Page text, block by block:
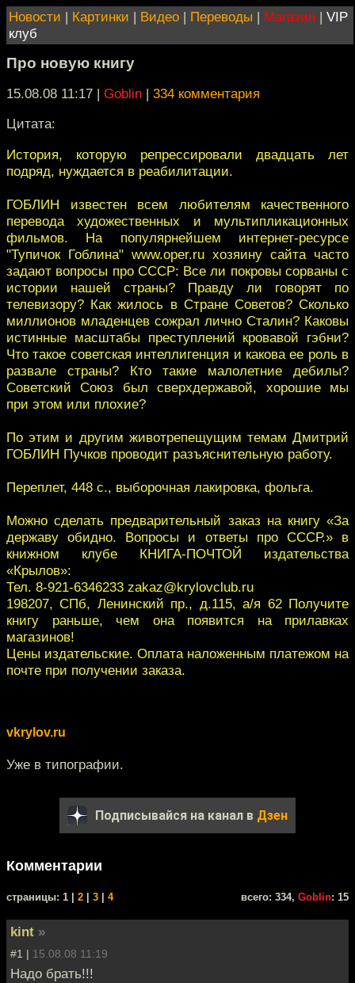
Новости | Картинки | Видео | Переводы | Магазин | VIP
клуб
Про новую книгу
15.08.08 11:17 | Goblin | 334 комментария
Цитата:
История, которую репрессировали двадцать лет
подряд, нуждается в реабилитации.
ГОБЛИН известен всем любителям качественного
перевода художественных и мультипликационных
фильмов. На популярнейшем интернет-ресурсе
"Тупичок Гоблина" www.oper.ru хозяину сайта часто
задают вопросы про СССР: Все ли покровы сорваны с
истории нашей страны? Правду ли говорят по
телевизору? Как жилось в Стране Советов? Сколько
миллионов младенцев сожрал лично Сталин? Каковы
истинные масштабы преступлений кровавой гэбни?
Что такое советская интеллигенция и какова ее роль в
развале страны? Кто такие малолетние дебилы?
Советский Союз был сверхдержавой, хорошие мы
при этом или плохие?
По этим и другим животрепещущим темам Дмитрий
ГОБЛИН Пучков проводит разъяснительную работу.
Переплет, 448 с., выборочная лакировка, фольга.
Можно сделать предварительный заказ на книгу «За
державу обидно. Вопросы и ответы про СССР.» в
книжном клубе КНИГА-ПОЧТОЙ издательства
«Крылов»:
Тел. 8-921-6346233 zakaz@krylovclub.ru
198207, СПб, Ленинский пр., д.115, а/я 62 Получите
книгу раньше, чем она появится на прилавках
магазинов!
Цены издательские. Оплата наложенным платежом на
почте при получении заказа.
vkrylov.ru
Уже в типографии.
Подписывайся на канал в Дзен
Комментарии
cтраницы: 1 | 2 3 4 всего: 334, Goblin: 15
kint »
#1 | 15.08.08 11:19
Надо брать!!!